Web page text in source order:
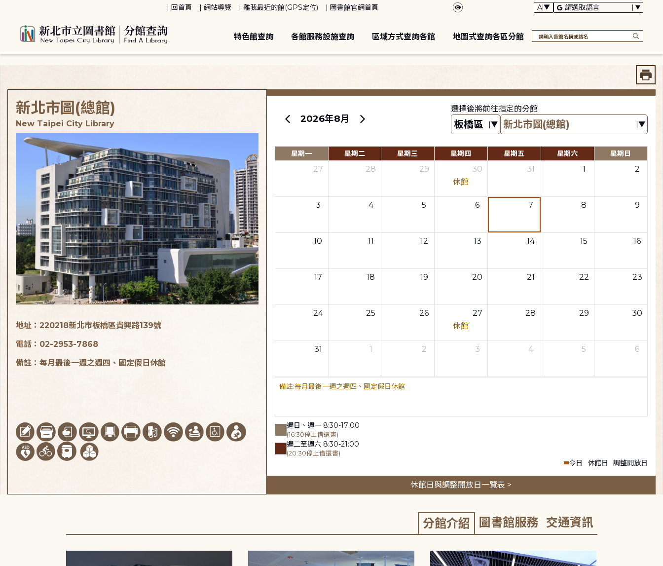
回首頁 網站導覽 離我最近的館(GPS定位) 圖書館官網首頁
特色館查詢 各館服務設施查詢 區域方式查詢各館 地圖式查詢各區分館
2026年8月
選擇後將前往指定的分館
星期一 星期二 星期三 星期四 星期五 星期六 星期日
27 28 29
30
休館
31 1 2
3 4 5 6 7 8 9
10 11 12 13 14 15 16
17 18 19 20 21 22 23
24 25 26
27
休館
28 29 30
31 1 2 3 4 5 6
每月最後一週之週四、國定假日休館
週日、週一 8:30-17:00
(16:30停止借還書)
週二至週六 8:30-21:00
(20:30停止借還書)
今日 休館日 調整開放日
休館日與調整開放日一覽表 >
新北市圖(總館)
New Taipei City Library
地址：220218新北市板橋區貴興路139號
電話：02-2953-7868
備註：每月最後一週之週四、國定假日休館
分館介紹 圖書館服務 交通資訊